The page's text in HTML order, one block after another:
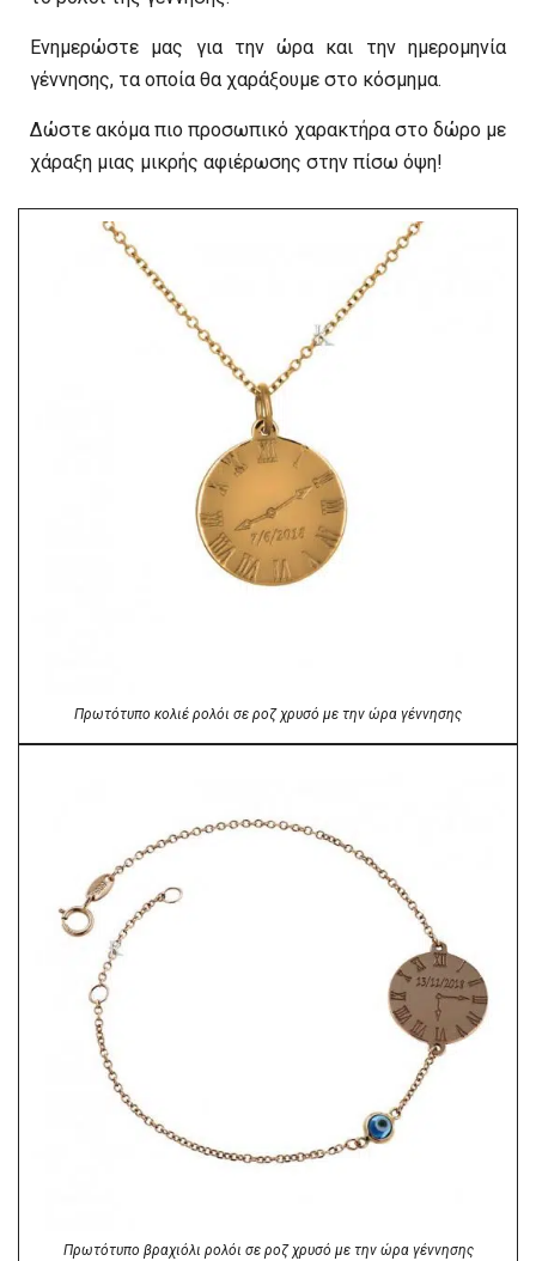
Ενημερώστε μας για την ώρα και την ημερομηνία
γέννησης, τα οποία θα χαράξουμε στο κόσμημα.
Δώστε ακόμα πιο προσωπικό χαρακτήρα στο δώρο με
χάραξη μιας μικρής αφιέρωσης στην πίσω όψη!
Πρωτότυπο κολιέ ρολόι σε ροζ χρυσό με την ώρα γέννησης
Πρωτότυπο βραχιόλι ρολόι σε ροζ χρυσό με την ώρα γέννησης